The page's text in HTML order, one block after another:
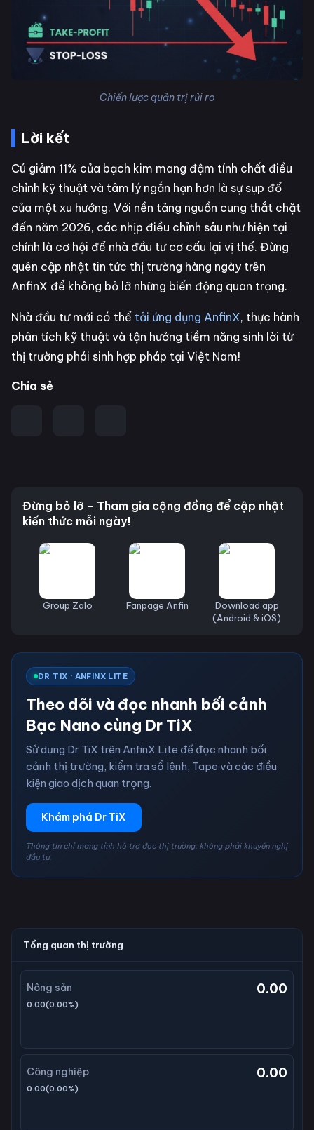
Chiến lược quản trị rủi ro
Lời kết
Cú giảm 11% của bạch kim mang đậm tính chất điều
chỉnh kỹ thuật và tâm lý ngắn hạn hơn là sự sụp đổ
của một xu hướng. Với nền tảng nguồn cung thắt chặt
đến năm 2026, các nhịp điều chỉnh sâu như hiện tại
chính là cơ hội để nhà đầu tư cơ cấu lại vị thế. Đừng
quên cập nhật tin tức thị trường hàng ngày trên
AnfinX để không bỏ lỡ những biến động quan trọng.
Nhà đầu tư mới có thể tải ứng dụng AnfinX, thực hành
phân tích kỹ thuật và tận hưởng tiềm năng sinh lời từ
thị trường phái sinh hợp pháp tại Việt Nam!
Chia sẻ
Đừng bỏ lỡ – Tham gia cộng đồng để cập nhật
kiến thức mỗi ngày!
Group Zalo Fanpage Anfin
Download app
(Android & iOS)
DR TIX · ANFINX LITE
Theo dõi và đọc nhanh bối cảnh
Bạc Nano cùng Dr TiX
Sử dụng Dr TiX trên AnfinX Lite để đọc nhanh bối
cảnh thị trường, kiểm tra sổ lệnh, Tape và các điều
kiện giao dịch quan trọng.
Khám phá Dr TiX
Thông tin chỉ mang tính hỗ trợ đọc thị trường, không phải khuyến nghị
đầu tư.
Tổng quan thị trường
Nông sản 0.00
0.00(0.00%)
Công nghiệp 0.00
0.00(0.00%)